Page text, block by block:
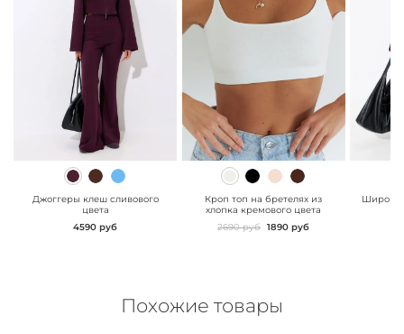
" class="js-prevent-
images">
Джоггеры клеш сливового
цвета
4590 руб
" class="js-prevent-
images">
Кроп топ на бретелях из
хлопка кремового цвета
2690 руб 1890 руб
Похожие товары